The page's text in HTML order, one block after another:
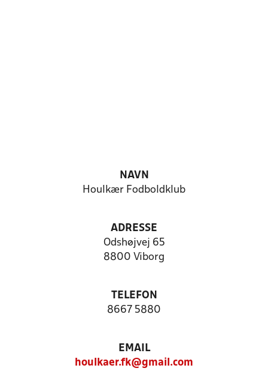
NAVN
Houlkær Fodboldklub
ADRESSE
Odshøjvej 65
8800 Viborg
TELEFON
8667 5880
EMAIL
houlkaer.fk@gmail.com